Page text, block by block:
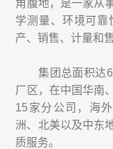
角腹地，是一家从
学测量、环境可靠
产、销售、计量和
集团总面积达
厂区，在中国华南
15家分公司，海
洲、北美以及中东
质服务。